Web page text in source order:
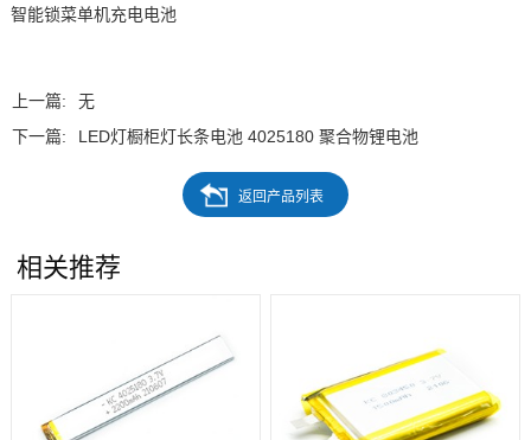
智能锁菜单机充电电池
上一篇:
无
下一篇:
LED灯橱柜灯长条电池 4025180 聚合物锂电池
相关推荐